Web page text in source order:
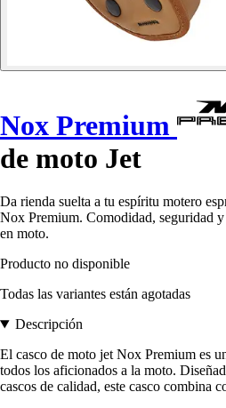
Nox Premium
de moto Jet
Da rienda suelta a tu espíritu motero
Nox Premium. Comodidad, seguridad y
en moto.
Producto no disponible
Todas las variantes están agotadas
Descripción
El casco de moto jet Nox Premium es
todos los aficionados a la moto.
cascos de calidad, este casco combina